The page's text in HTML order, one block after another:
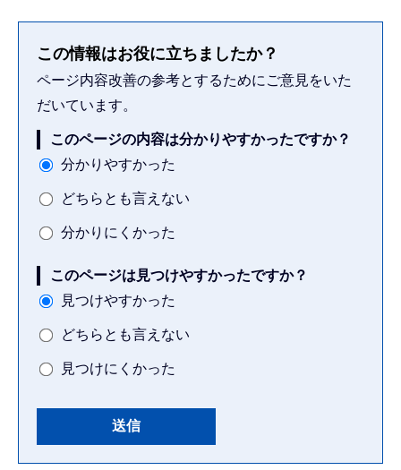
この情報はお役に立ちましたか？
ページ内容改善の参考とするためにご意見をいた
だいています。
このページの内容は分かりやすかったですか？
分かりやすかった
どちらとも言えない
分かりにくかった
このページは見つけやすかったですか？
見つけやすかった
どちらとも言えない
見つけにくかった